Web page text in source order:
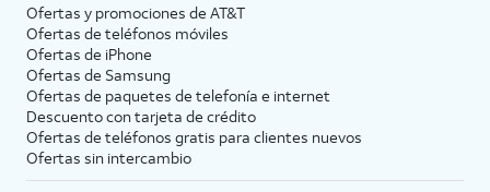
Ofertas y promociones de AT&T
Ofertas de teléfonos móviles
Ofertas de iPhone
Ofertas de Samsung
Ofertas de paquetes de telefonía e internet
Descuento con tarjeta de crédito
Ofertas de teléfonos gratis para clientes nuevos
Ofertas sin intercambio